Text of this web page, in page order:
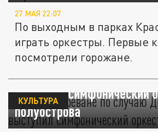
27 МАЯ 22:07
По выходным в парках
играть оркестры. Первые
посмотрели горожане.
Видео: В Ереване по
выступил симфонический
полуострова
КУЛЬТУРА